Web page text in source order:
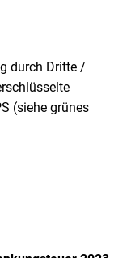
durch Dritte /
(siehe grünes